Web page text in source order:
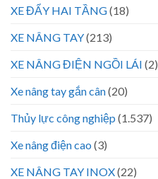
XE ĐẨY HAI TẦNG(18)
XE NÂNG TAY(213)
XE NÂNG ĐIỆN NGỒI LÁI (2)
Xe nâng tay gắn cân(20)
Thủy lực công nghiệp (1.537)
Xe nâng điện cao (3)
XE NÂNG TAY INOX(22)